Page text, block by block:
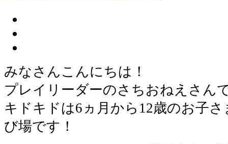
みなさんこんにちは！
プレイリーダーのさちおねえさん
キドキドは6ヵ月から12歳のお子
び場です！